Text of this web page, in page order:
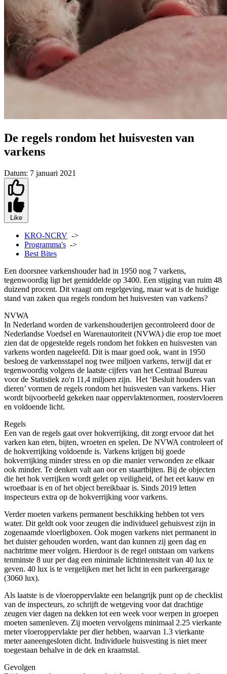
De regels rondom het huisvesten van
varkens
Datum: 7 januari 2021
Like
KRO-NCRV ->
Programma's ->
Best Bites
Een doorsnee varkenshouder had in 1950 nog 7 varkens,
tegenwoordig ligt het gemiddelde op 3400. Een stijging van ruim 48
duizend procent. Dit vraagt om regelgeving, maar wat is de huidige
stand van zaken qua regels rondom het huisvesten van varkens?
NVWA
In Nederland worden de varkenshouderijen gecontroleerd door de
Nederlandse Voedsel en Warenautoriteit (NVWA) die erop toe moet
zien dat de opgestelde regels rondom het fokken en huisvesten van
varkens worden nageleefd. Dit is maar goed ook, want in 1950
besloeg de varkensstapel nog twee miljoen varkens, terwijl dat er
tegenwoordig volgens de laatste cijfers van het Centraal Bureau
voor de Statistiek zo'n 11,4 miljoen zijn. Het ‘Besluit houders van
dieren’ vormen de regels rondom het huisvesten van varkens. Hier
wordt bijvoorbeeld gekeken naar oppervlaktenormen, roostervloeren
en voldoende licht.
Regels
Een van de regels gaat over hokverrijking, dit zorgt ervoor dat het
varken kan eten, bijten, wroeten en spelen. De NVWA controleert of
de hokverrijking voldoende is. Varkens krijgen bij goede
hokverrijking minder stress en op die manier verwonden ze elkaar
ook minder. Te denken valt aan oor en staartbijten. Bij de objecten
die het hok verrijken wordt gelet op veiligheid, of het eet kauw en
wroetbaar is en of het object bereikbaar is. Sinds 2019 letten
inspecteurs extra op de hokverrijking voor varkens.
Verder moeten varkens permanent beschikking hebben tot vers
water. Dit geldt ook voor zeugen die individueel gehuisvest zijn in
zogenaamde vloerligboxen. Ook mogen varkens niet permanent in
het duister gehouden worden, want dan kunnen zij geen dag en
nachtritme meer volgen. Hierdoor is de regel ontstaan om varkens
tenminste 8 uur per dag een minimale lichtintensiteit van 40 lux te
geven. 40 lux is te vergelijken met het licht in een parkeergarage
(3060 lux).
Als laatste is de vloeroppervlakte een belangrijk punt op de checklist
van de inspecteurs, zo schrijft de wetgeving voor dat drachtige
zeugen vier dagen na dekken tot een week voor werpen in groepen
moeten samenleven. Zij moeten vervolgens minimaal 2.25 vierkante
meter vloeroppervlakte per dier hebben, waarvan 1.3 vierkante
meter aaneengesloten dicht. Individuele huisvesting is niet meer
toegestaan behalve in de dek en kraamstal.
Gevolgen